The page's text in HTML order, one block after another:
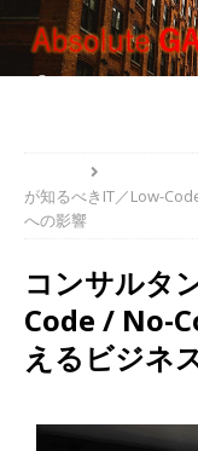
が知るべきIT／Low-
への影響
コンサルタ
Code / No-
えるビジネ